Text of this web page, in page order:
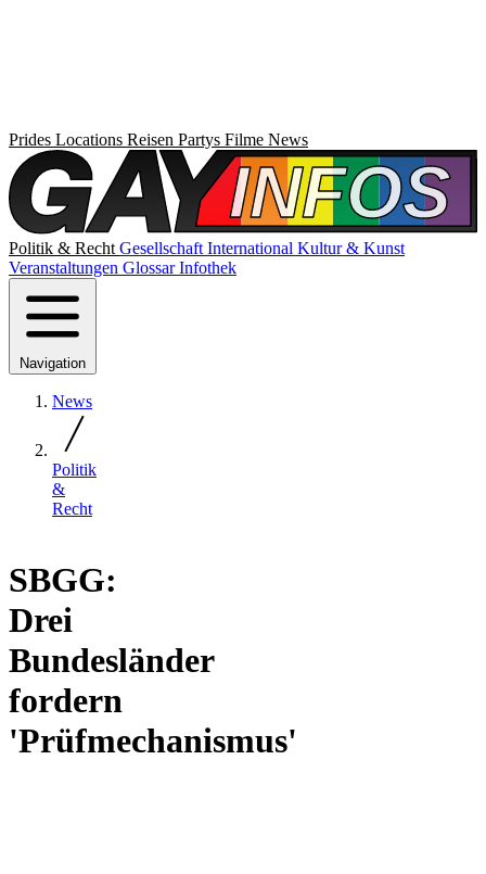
Prides Locations Reisen Partys Filme News
Politik & Recht Gesellschaft International Kultur & Kunst
Veranstaltungen GlossarInfothek
Navigation
News
Politik
&
Recht
SBGG:
Drei
Bundesländer
fordern
'Prüfmechanismus'